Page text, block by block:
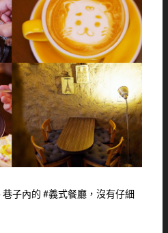
巷子內的 #義式餐廳，沒有仔細